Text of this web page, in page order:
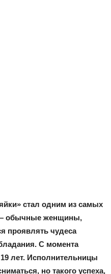
стал одним из самых
обычные женщины,
проявлять чудеса
С момента
лет. Исполнительницы
но такого успеха,